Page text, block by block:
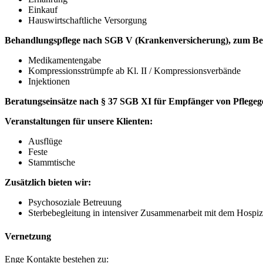
Einkauf
Hauswirtschaftliche Versorgung
Behandlungspflege nach SGB V (Krankenversicherung), zum
Medikamentengabe
Kompressionsstrümpfe ab Kl. II / Kompressionsverbände
Injektionen
Beratungseinsätze nach § 37 SGB XI für Empfänger von
Veranstaltungen für unsere Klienten:
Ausflüge
Feste
Stammtische
Zusätzlich bieten wir:
Psychosoziale Betreuung
Sterbebegleitung in intensiver Zusammenarbeit mit dem Hospiz
Vernetzung
Enge Kontakte bestehen zu: